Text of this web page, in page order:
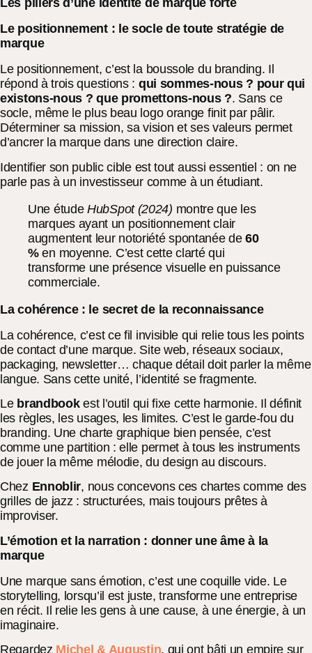
Les piliers d’une identité de marque forte
Le positionnement : le socle de toute stratégie de
marque
Le positionnement, c’est la boussole du branding. Il
répond à trois questions : qui sommes-nous ? pour qui
existons-nous ? que promettons-nous ?. Sans ce
socle, même le plus beau logo orange finit par pâlir.
Déterminer sa mission, sa vision et ses valeurs permet
d’ancrer la marque dans une direction claire.
Identifier son public cible est tout aussi essentiel : on ne
parle pas à un investisseur comme à un étudiant.
Une étude HubSpot (2024) montre que les
marques ayant un positionnement clair
augmentent leur notoriété spontanée de60
%en moyenne. C’est cette clarté qui
transforme une présence visuelle en puissance
commerciale.
La cohérence : le secret de la reconnaissance
La cohérence, c’est ce fil invisible qui relie tous les points
de contact d’une marque. Site web, réseaux sociaux,
packaging, newsletter… chaque détail doit parler la même
langue. Sans cette unité, l’identité se fragmente.
Le brandbookest l’outil qui fixe cette harmonie. Il définit
les règles, les usages, les limites. C’est le garde-fou du
branding. Une charte graphique bien pensée, c’est
comme une partition : elle permet à tous les instruments
de jouer la même mélodie, du design au discours.
Chez Ennoblir, nous concevons ces chartes comme des
grilles de jazz : structurées, mais toujours prêtes à
improviser.
L’émotion et la narration : donner une âme à la
marque
Une marque sans émotion, c’est une coquille vide. Le
storytelling, lorsqu’il est juste, transforme une entreprise
en récit. Il relie les gens à une cause, à une énergie, à un
imaginaire.
Regardez Michel & Augustin, qui ont bâti un empire sur